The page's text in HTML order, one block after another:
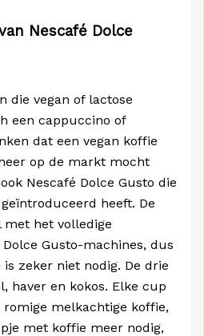
Nescafé Dolce
die vegan of lactose
een cappuccino of
dat een vegan koffie
op de markt mocht
Nescafé Dolce Gusto die
heeft. De
het volledige
Gusto-machines, dus
zeker niet nodig. De drie
haver en kokos. Elke cup
melkachtige koffie,
met koffie meer nodig,